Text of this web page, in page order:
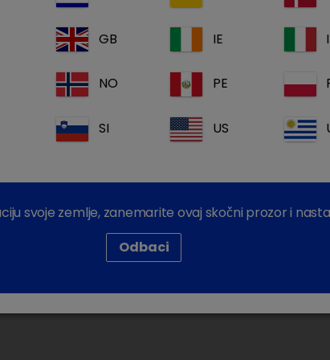
kontaktirajte našu Službu za korisnike
Dechra Corporate Sites
Careers
Pharmaceuticals PLC
GB IE
NO PE
SI US
svoje zemlje, zanemarite ovaj skočni prozor i
Odbaci